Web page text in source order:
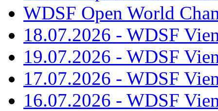
WDSF Open World
18.07.2026 - WDSF
19.07.2026 - WDSF
17.07.2026 - WDSF
16.07.2026 - WDSF